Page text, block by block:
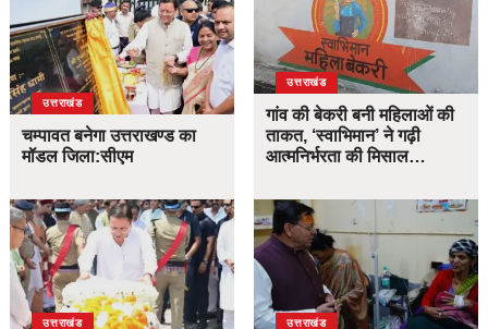
उत्तराखंड
चम्पावत बनेगा उत्तराखण्ड का
मॉडल जिला:सीएम
उत्तराखंड
उत्तराखंड
गांव की बेकरी बनी महिलाओं की
ताकत, ‘स्वाभिमान’ ने गढ़ी
आत्मनिर्भरता की मिसाल…
उत्तराखंड